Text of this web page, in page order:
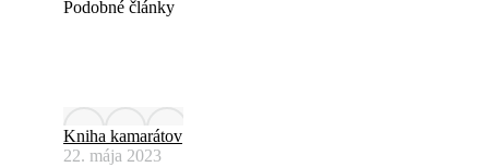
Podobné články
Kniha kamarátov
22. mája 2023